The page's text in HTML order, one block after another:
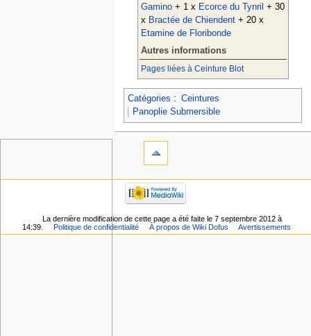
Gamino+ 1 x Ecorce du Tynril + 30
x Bractée de Chiendent+ 20 x
Etamine de Floribonde
Autres informations
Pages liées à Ceinture Blot
Catégories : Ceintures
Panoplie Submersible
La dernière modification de cette page a été faite le 7 septembre 2012 à
14:39.
Politique de confidentialité À propos de Wiki Dofus Avertissements